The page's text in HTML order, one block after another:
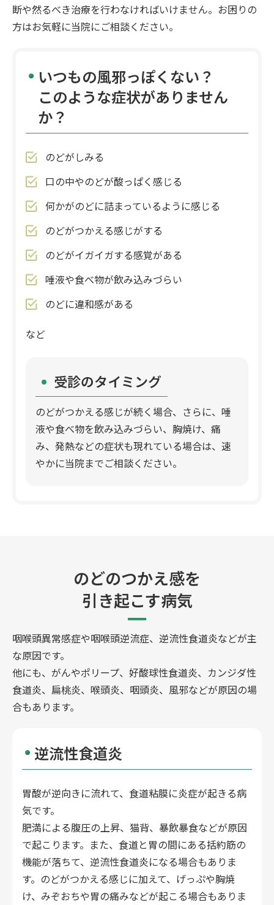
断や然るべき治療を行わなければいけません。お困りの
方はお気軽に当院にご相談ください。
いつもの風邪っぽくない？
このような症状がありません
か？
のどがしみる
口の中やのどが酸っぱく感じる
何かがのどに詰まっているように感じる
のどがつかえる感じがする
のどがイガイガする感覚がある
唾液や食べ物が飲み込みづらい
のどに違和感がある
など
受診のタイミング
のどがつかえる感じが続く場合、さらに、唾
液や食べ物を飲み込みづらい、胸焼け、痛
み、発熱などの症状も現れている場合は、速
やかに当院までご相談ください。
のどのつかえ感を
引き起こす病気
咽喉頭異常感症や咽喉頭逆流症、逆流性食道炎などが主
な原因です。
他にも、がんやポリープ、好酸球性食道炎、カンジダ性
食道炎、扁桃炎、喉頭炎、咽頭炎、風邪などが原因の場
合もあります。
逆流性食道炎
胃酸が逆向きに流れて、食道粘膜に炎症が起きる病
気です。
肥満による腹圧の上昇、猫背、暴飲暴食などが原因
で起こります。また、食道と胃の間にある括約筋の
機能が落ちて、逆流性食道炎になる場合もありま
す。のどがつかえる感じに加えて、げっぷや胸焼
け、みぞおちや胃の痛みなどが起こる場合もありま